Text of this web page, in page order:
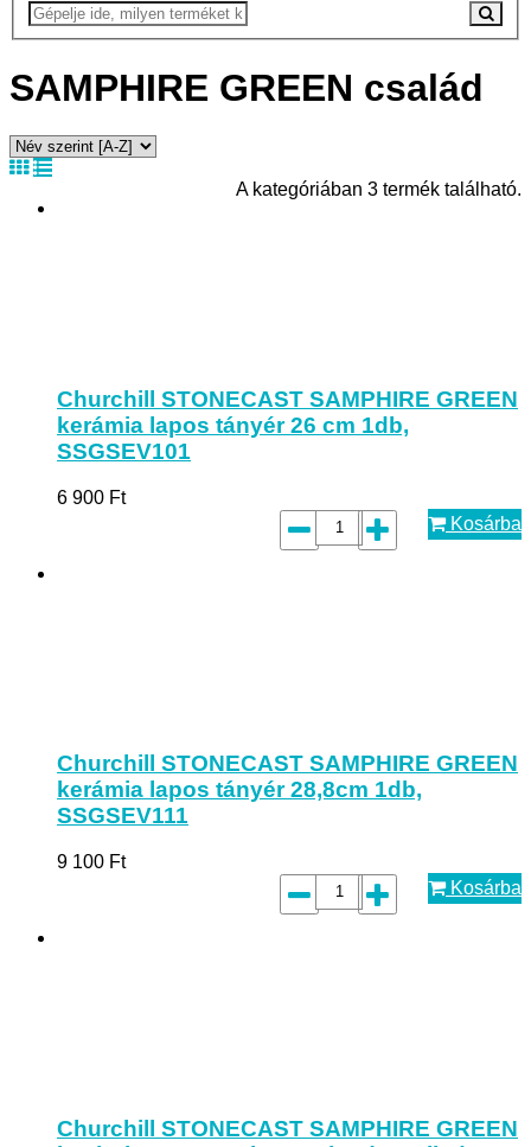
SAMPHIRE GREEN család
A kategóriában 3 termék található.
Churchill STONECAST SAMPHIRE GREEN
kerámia lapos tányér 26 cm 1db,
SSGSEV101
6 900 Ft
Kosárba
Churchill STONECAST SAMPHIRE GREEN
kerámia lapos tányér 28,8cm 1db,
SSGSEV111
9 100 Ft
Kosárba
Churchill STONECAST SAMPHIRE GREEN